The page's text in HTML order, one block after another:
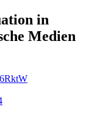
in
Medien